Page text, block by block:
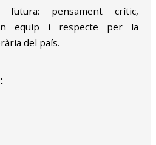
pensament crític,
equip i respecte per la
del país.